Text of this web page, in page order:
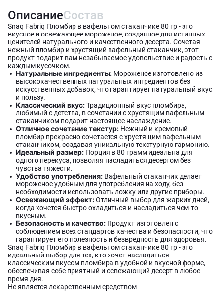
ОписаниеСостав
Snaq Fabriq Пломбир в вафельном стаканчике 80 гр - это
вкусное и освежающее мороженое, созданное для истинных
ценителей натурального и качественного десерта. Сочетая
нежный пломбир и хрустящий вафельный стаканчик, этот
продукт подарит вам незабываемое удовольствие и радость с
каждым кусочком.
Натуральные ингредиенты: Мороженое изготовлено из
высококачественных натуральных ингредиентов без
искусственных добавок, что гарантирует натуральный вкус
и пользу.
Классический вкус:Традиционный вкус пломбира,
любимый с детства, в сочетании с хрустящим вафельным
стаканчиком подарит настоящее наслаждение.
Отличное сочетание текстур: Нежный и кремовый
пломбир прекрасно сочетается с хрустящим вафельным
стаканчиком, создавая уникальную текстурную гармонию.
Идеальный размер: Порция в 80 грамм идеальна для
одного перекуса, позволяя насладиться десертом без
чувства тяжести.
Удобство употребления: Вафельный стаканчик делает
мороженое удобным для употребления на ходу, без
необходимости использовать ложку или другие приборы.
Освежающий эффект:Отличный выбор для жарких дней,
когда хочется быстро охладиться и насладиться чем-то
вкусным.
Безопасность и качество: Продукт изготовлен с
соблюдением всех стандартов качества и безопасности, что
гарантирует его полезность и безвредность для здоровья.
Snaq Fabriq Пломбир в вафельном стаканчике 80 гр - это
идеальный выбор для тех, кто хочет насладиться
классическим вкусом пломбира в удобной и вкусной форме,
обеспечивая себе приятный и освежающий десерт в любое
время дня.
Не является лекарственным средством